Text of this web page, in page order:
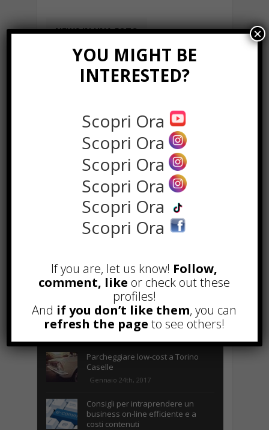
NEWS IN UNA FOTO
POPOLARI
Alcuni trucchi per avere un blog di
successo
Novembre 22nd, 2016
Comprare visite YouTube: i 5
vantaggi TOP!
Novembre 2nd, 2017
Parcheggiare low-cost a Torino
Caselle
Gennaio 24th, 2017
Consigli per intraprendere un
business on-line efficiente e a
costi contenuti
YOU MIGHT BE
INTERESTED?
Scopri Ora
Scopri Ora
Scopri Ora
Scopri Ora
Scopri Ora
Scopri Ora
If you are, let us know! Follow,
comment, like or check out these
profiles!
And if you don’t like them, you can
refresh the page to see others!
×